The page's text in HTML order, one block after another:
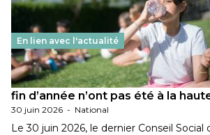
En lien avec l'actualité
Les décisions ministérielles
fin d’année n’ont pas été à la
30 juin 2026 - National
Le 30 juin 2026, le dernier Conseil Social